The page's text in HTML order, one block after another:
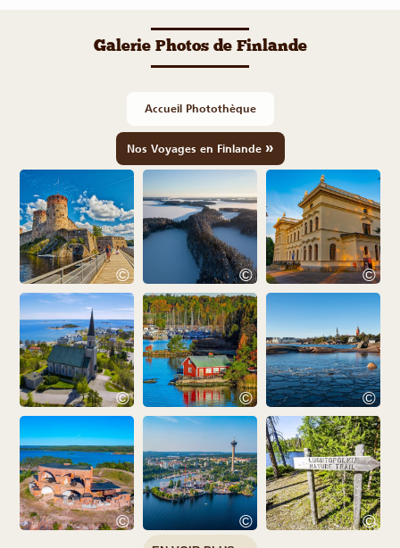
Galerie Photos de Finlande
Accueil Photothèque
Nos Voyages en Finlande »
© © ©
© © ©
© © ©